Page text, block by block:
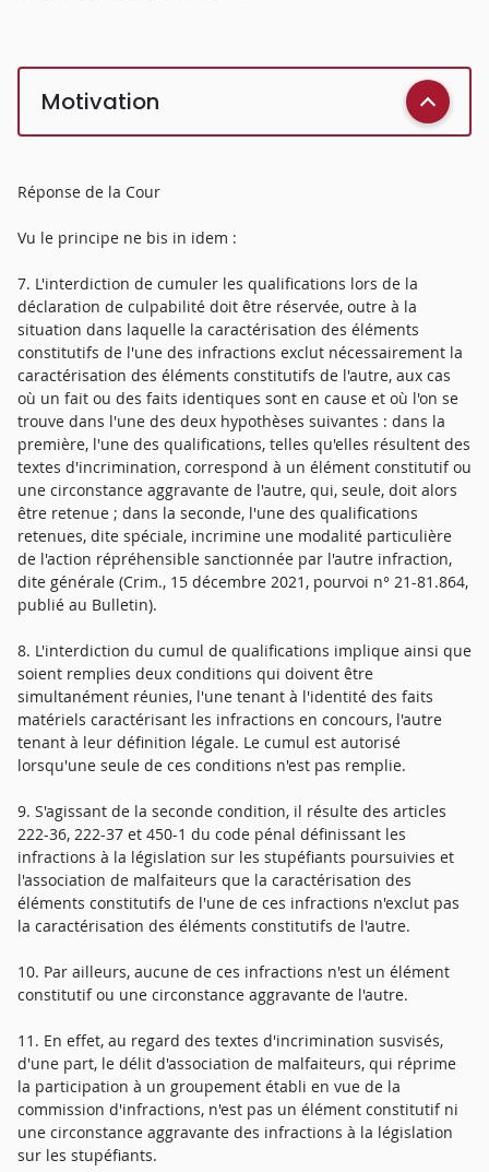
Motivation
Réponse de la Cour
Vu le principe ne bis in idem :
7. L'interdiction de cumuler les qualifications lors de la
déclaration de culpabilité doit être réservée, outre à la
situation dans laquelle la caractérisation des éléments
constitutifs de l'une des infractions exclut nécessairement la
caractérisation des éléments constitutifs de l'autre, aux cas
où un fait ou des faits identiques sont en cause et où l'on se
trouve dans l'une des deux hypothèses suivantes : dans la
première, l'une des qualifications, telles qu'elles résultent des
textes d'incrimination, correspond à un élément constitutif ou
une circonstance aggravante de l'autre, qui, seule, doit alors
être retenue ; dans la seconde, l'une des qualifications
retenues, dite spéciale, incrimine une modalité particulière
de l'action répréhensible sanctionnée par l'autre infraction,
dite générale (Crim., 15 décembre 2021, pourvoi n° 21-81.864,
publié au Bulletin).
8. L'interdiction du cumul de qualifications implique ainsi que
soient remplies deux conditions qui doivent être
simultanément réunies, l'une tenant à l'identité des faits
matériels caractérisant les infractions en concours, l'autre
tenant à leur définition légale. Le cumul est autorisé
lorsqu'une seule de ces conditions n'est pas remplie.
9. S'agissant de la seconde condition, il résulte des articles
222-36, 222-37 et 450-1 du code pénal définissant les
infractions à la législation sur les stupéfiants poursuivies et
l'association de malfaiteurs que la caractérisation des
éléments constitutifs de l'une de ces infractions n'exclut pas
la caractérisation des éléments constitutifs de l'autre.
10. Par ailleurs, aucune de ces infractions n'est un élément
constitutif ou une circonstance aggravante de l'autre.
11. En effet, au regard des textes d'incrimination susvisés,
d'une part, le délit d'association de malfaiteurs, qui réprime
la participation à un groupement établi en vue de la
commission d'infractions, n'est pas un élément constitutif ni
une circonstance aggravante des infractions à la législation
sur les stupéfiants.